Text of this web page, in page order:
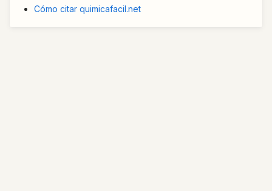
Cómo citar quimicafacil.net